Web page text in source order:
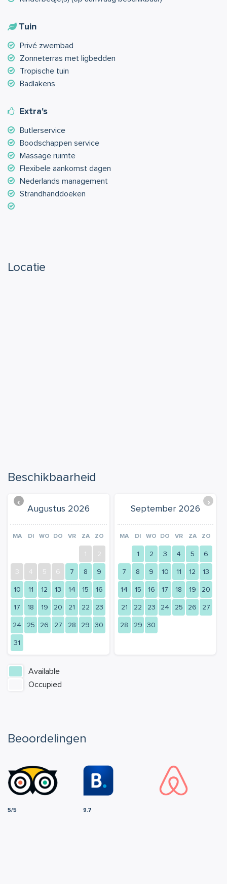
Tuin
Privé zwembad
Zonneterras met ligbedden
Tropische tuin
Badlakens
Extra's
Butlerservice
Boodschappen service
Massage ruimte
Flexibele aankomst dagen
Nederlands management
Strandhanddoeken
Locatie
Beschikbaarheid
‹ ›
Augustus 2026
MA DI WO DO VR ZA ZO
1 2
3 4 5 6 7 8 9
10 11 12 13 14 15 16
17 18 19 20 21 22 23
24 25 26 27 28 29 30
31
September 2026
MA DI WO DO VR ZA ZO
1 2 3 4 5 6
7 8 9 10 11 12 13
14 15 16 17 18 19 20
21 22 23 24 25 26 27
28 29 30
Available
Occupied
Beoordelingen
5/5 9.7